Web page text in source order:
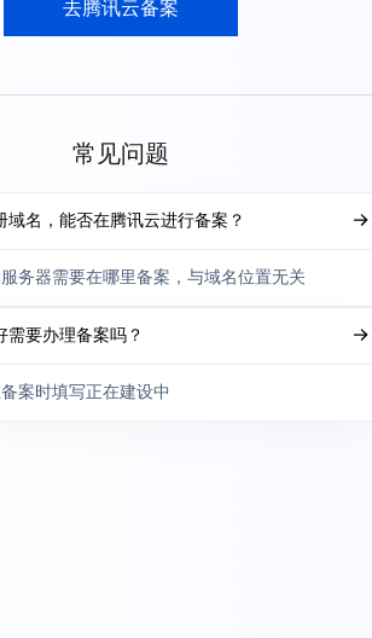
去腾讯云备案
常见问题
域名，能否在腾讯云进行备案？
务器需要在哪里备案，与域名位置无关
需要办理备案吗？
案时填写正在建设中